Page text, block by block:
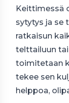
Keittimessä
sytytys ja se
ratkaisun
telttailuun
toimitetaan
tekee sen
helppoa,